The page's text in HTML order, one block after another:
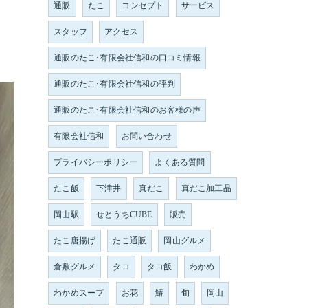
通販 たこ コンセプト サービス
スタッフ アクセス
通販のたこ･有限会社信和の口コミ情報
通販のたこ･有限会社信和の評判
通販のたこ･有限会社信和のお客様の声
有限会社信和 お問い合わせ
プライバシーポリシー よくある質問
たこ飯 下津井 真だこ 真だこ加工品
岡山駅 せとうちCUBE 販売
たこ唐揚げ たこ通販 岡山グルメ
倉敷グルメ タコ タコ飯 わかめ
わかめスープ お花 鰆 旬 岡山